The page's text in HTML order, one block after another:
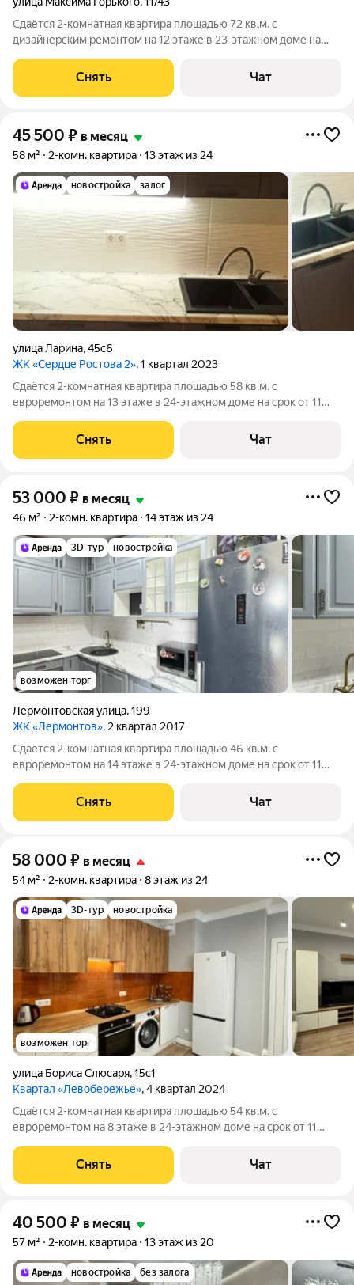
Сдаётся 2-комнатная квартира площадью 72 кв.м. с
дизайнерским ремонтом на 12 этаже в 23-этажном доме на
Стиральная машина Холодильник Кондиционер
Микроволновка Пылесос Дом -
Снять Чат
45 500 ₽ в месяц
58 м² 2-комн. квартира 13 этаж из 24
новостройка залог
улица Ларина,45с6
ЖК «Сердце Ростова 2», 1 квартал 2023
Сдаётся 2-комнатная квартира площадью 58 кв.м. с
евроремонтом на 13 этаже в 24-этажном доме на срок от 11
Стиральная машина Холодильник Кондиционер
Микроволновка Пылесос Дом - монолитный, окна
Снять Чат
53 000 ₽ в месяц
46 м² 2-комн. квартира 14 этаж из 24
3D-тур новостройка
возможен торг
Лермонтовская улица,199
ЖК «Лермонтов», 2 квартал 2017
Сдаётся 2-комнатная квартира площадью 46 кв.м. с
евроремонтом на 14 этаже в 24-этажном доме на срок от 11
Стиральная машина Холодильник Посудомоечная машина
Кондиционер Бойлер Микроволновка
Снять Чат
58 000 ₽ в месяц
54 м² 2-комн. квартира 8 этаж из 24
3D-тур новостройка
возможен торг
улица Бориса Слюсаря,15с1
Квартал «Левобережье», 4 квартал 2024
Сдаётся 2-комнатная квартира площадью 54 кв.м. с
евроремонтом на 8 этаже в 24-этажном доме на срок от 11
Стиральная машина Холодильник Кондиционер Бойлер
Микроволновка Пылесос Дом - кирпичный,
Снять Чат
40 500 ₽ в месяц
57 м² 2-комн. квартира 13 этаж из 20
новостройка без залога